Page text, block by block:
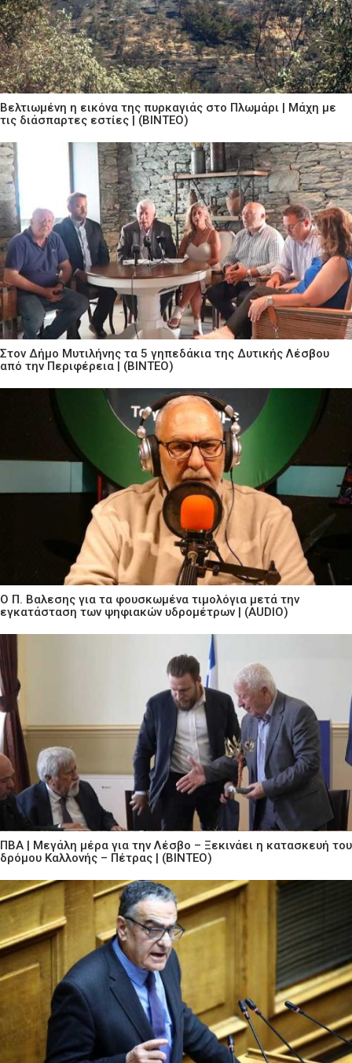
Βελτιωμένη η εικόνα της πυρκαγιάς στο Πλωμάρι | Μάχη με
τις διάσπαρτες εστίες | (ΒΙΝΤΕΟ)
Στον Δήμο Μυτιλήνης τα 5 γηπεδάκια της Δυτικής Λέσβου
από την Περιφέρεια | (ΒΙΝΤΕΟ)
Ο Π. Βαλεσης για τα φουσκωμένα τιμολόγια μετά την
εγκατάσταση των ψηφιακών υδρομέτρων | (AUDIO)
ΠΒΑ | Μεγάλη μέρα για την Λέσβο – Ξεκινάει η κατασκευή του
δρόμου Καλλονής – Πέτρας | (ΒΙΝΤΕΟ)